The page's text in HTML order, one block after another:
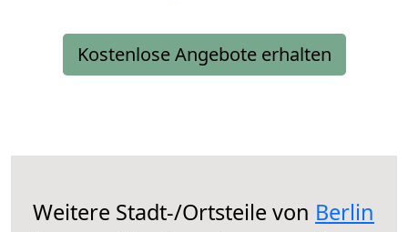
Kostenlose Angebote erhalten
Weitere Stadt-/Ortsteile von Berlin